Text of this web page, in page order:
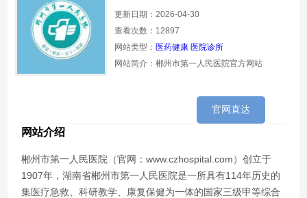
更新日期：2026-04-30
查看次数：12897
网站类型： 医药健康 医院诊所
网站简介：郴州市第一人民医院官方网站
官网直达
网站介绍
郴州市第一人民医院（官网：www.czhospital.com）创立于
1907年，湖南省郴州市第一人民医院是一所具有114年历史的
集医疗急救、科研教学、康复保健为一体的国家三级甲等综合